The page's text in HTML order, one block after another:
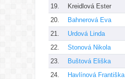
19.
Kreidlová Ester
20.
Bahnerová Eva
21.
Urdová Linda
22.
Stonová Nikola
23.
Buštová Eliška
24.
Havlínová Františka